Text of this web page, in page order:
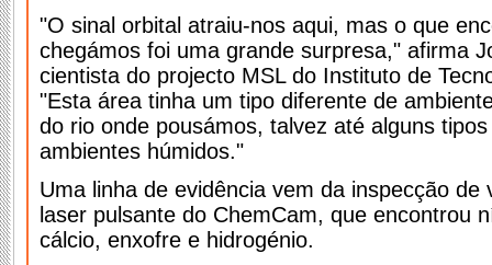
"O sinal orbital atraiu-nos aqui, mas o que
chegámos foi uma grande surpresa," afirma
cientista do projecto MSL do Instituto de
"Esta área tinha um tipo diferente de
do rio onde pousámos, talvez até alguns
ambientes húmidos."
Uma linha de evidência vem da inspecção de
laser pulsante do ChemCam, que encontrou
cálcio, enxofre e hidrogénio.